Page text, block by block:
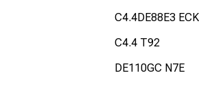
C4.4DE88E3 ECK
C4.4 T92
DE110GC N7E